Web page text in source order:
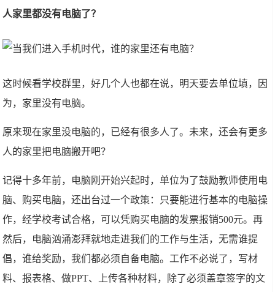
人家里都没有电脑了？
这时候看学校群里，好几个人也都在说，明天要去单位填，因
为，家里没有电脑。
原来现在家里没电脑的，已经有很多人了。未来，还会有更多
人的家里把电脑搬开吧？
记得十多年前，电脑刚开始兴起时，单位为了鼓励教师使用电
脑、购买电脑，还出台过一个政策：只要能进行基本的电脑操
作，经学校考试合格，可以凭购买电脑的发票报销500元。再
然后，电脑汹涌澎拜就地走进我们的工作与生活，无需谁提
倡，谁给奖励，我们都必须自备电脑。工作不必说了，写材
料、报表格、做PPT、上传各种材料，除了必须盖章签字的文